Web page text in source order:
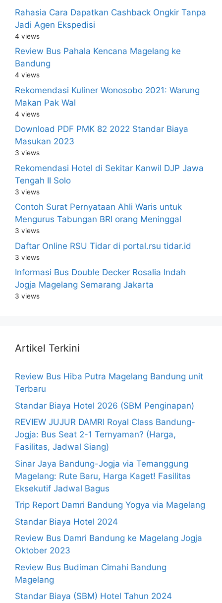
Rahasia Cara Dapatkan Cashback Ongkir Tanpa
Jadi Agen Ekspedisi
4 views
Review Bus Pahala Kencana Magelang ke
Bandung
4 views
Rekomendasi Kuliner Wonosobo 2021: Warung
Makan Pak Wal
4 views
Download PDF PMK 82 2022 Standar Biaya
Masukan 2023
3 views
Rekomendasi Hotel di Sekitar Kanwil DJP Jawa
Tengah II Solo
3 views
Contoh Surat Pernyataan Ahli Waris untuk
Mengurus Tabungan BRI orang Meninggal
3 views
Daftar Online RSU Tidar di portal.rsu tidar.id
3 views
Informasi Bus Double Decker Rosalia Indah
Jogja Magelang Semarang Jakarta
3 views
Artikel Terkini
Review Bus Hiba Putra Magelang Bandung unit
Terbaru
Standar Biaya Hotel 2026 (SBM Penginapan)
REVIEW JUJUR DAMRI Royal Class Bandung-
Jogja: Bus Seat 2-1 Ternyaman? (Harga,
Fasilitas, Jadwal Siang)
Sinar Jaya Bandung-Jogja via Temanggung
Magelang: Rute Baru, Harga Kaget! Fasilitas
Eksekutif Jadwal Bagus
Trip Report Damri Bandung Yogya via Magelang
Standar Biaya Hotel 2024
Review Bus Damri Bandung ke Magelang Jogja
Oktober 2023
Review Bus Budiman Cimahi Bandung
Magelang
Standar Biaya (SBM) Hotel Tahun 2024